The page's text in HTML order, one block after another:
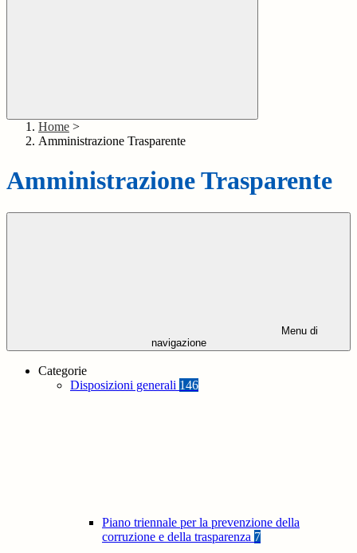
Home >
Amministrazione Trasparente
Amministrazione Trasparente
Menu di
navigazione
Categorie
Disposizioni generali 146
Piano triennale per la prevenzione della
corruzione e della trasparenza 7